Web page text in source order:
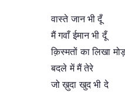
वास्ते जान भी दूँ
मैं गवाँ ईमान भी दूँ
क़िस्मतों का लिखा
बदले में मैं तेरे
जो ख़ुदा खुद भी दे